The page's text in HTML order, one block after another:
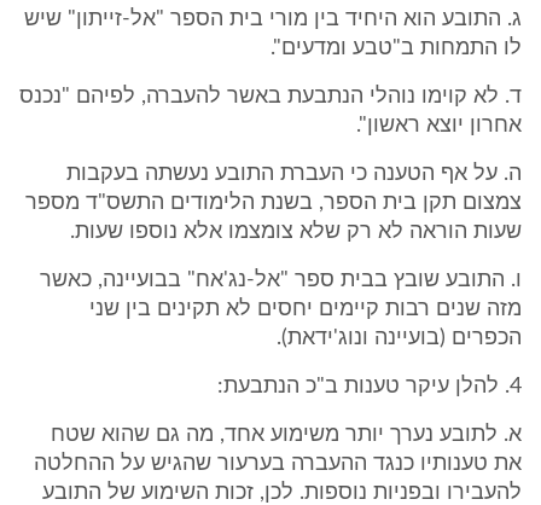
ג. התובע הוא היחיד בין מורי בית הספר "אל-זייתון" שיש
לו התמחות ב"טבע ומדעים".
ד. לא קוימו נוהלי הנתבעת באשר להעברה, לפיהם "נכנס
אחרון יוצא ראשון".
ה. על אף הטענה כי העברת התובע נעשתה בעקבות
צמצום תקן בית הספר, בשנת הלימודים התשס"ד מספר
שעות הוראה לא רק שלא צומצמו אלא נוספו שעות.
ו. התובע שובץ בבית ספר "אל-נג'אח" בבועיינה, כאשר
מזה שנים רבות קיימים יחסים לא תקינים בין שני
הכפרים (בועיינה ונוג'ידאת).
4. להלן עיקר טענות ב"כ הנתבעת:
א. לתובע נערך יותר משימוע אחד, מה גם שהוא שטח
את טענותיו כנגד ההעברה בערעור שהגיש על ההחלטה
להעבירו ובפניות נוספות. לכן, זכות השימוע של התובע